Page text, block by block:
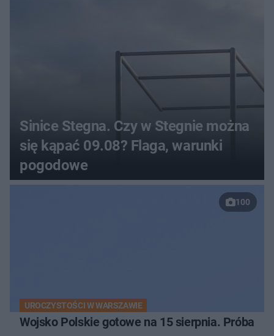
Sinice Stegna. Czy w Stegnie można
się kąpać 09.08? Flaga, warunki
pogodowe
100
UROCZYSTOŚCI W WARSZAWIE
Wojsko Polskie gotowe na 15 sierpnia. Próba